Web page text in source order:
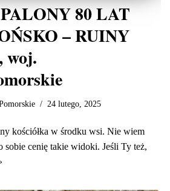
80 LAT
– RUINY
woj.
24 lutego, 2025
kościółka w środku wsi. Nie wiem
sobie cenię takie widoki. Jeśli Ty też,